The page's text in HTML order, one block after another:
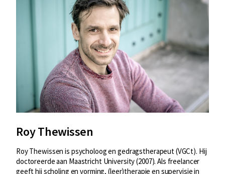
Roy Thewissen
Roy Thewissen is psycholoog en gedragstherapeut (VGCt). Hij
doctoreerde aan Maastricht University (2007). Als freelancer
geeft hij scholing en vorming, (leer)therapie en supervisie in